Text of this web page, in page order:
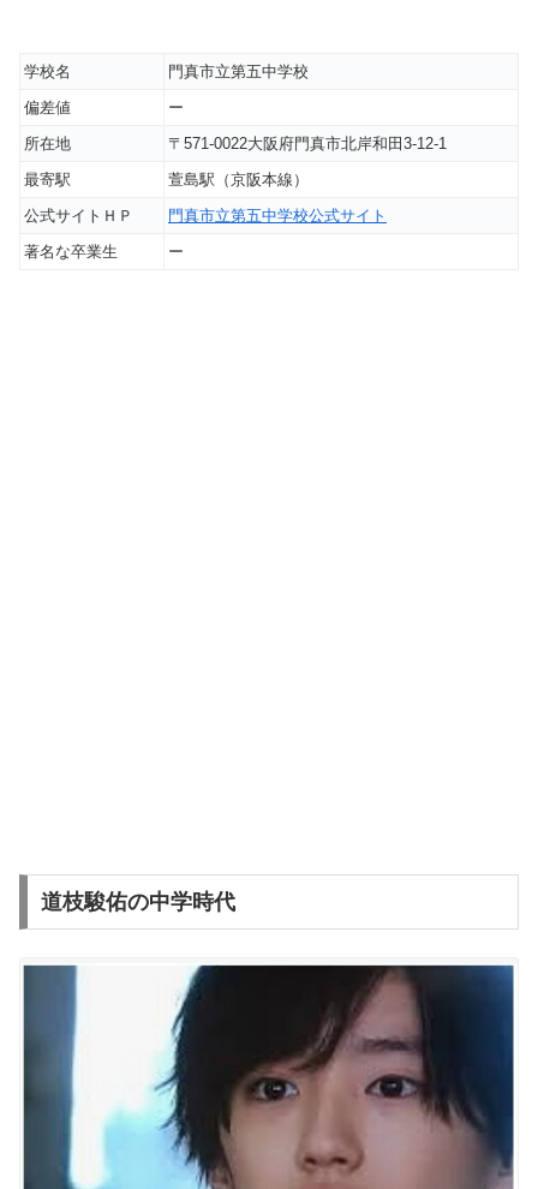
学校名
門真市立第五中学校
偏差値
ー
所在地
〒571-0022大阪府門真市北岸和田3-12-1
最寄駅
萱島駅（京阪本線）
公式サイトＨＰ
門真市立第五中学校公式サイト
著名な卒業生
ー
道枝駿佑の中学時代